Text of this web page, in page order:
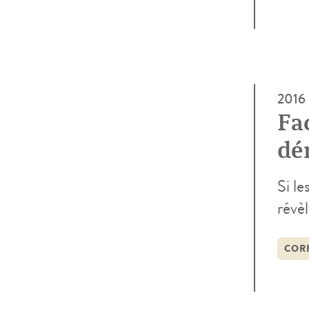
2016
Si
et